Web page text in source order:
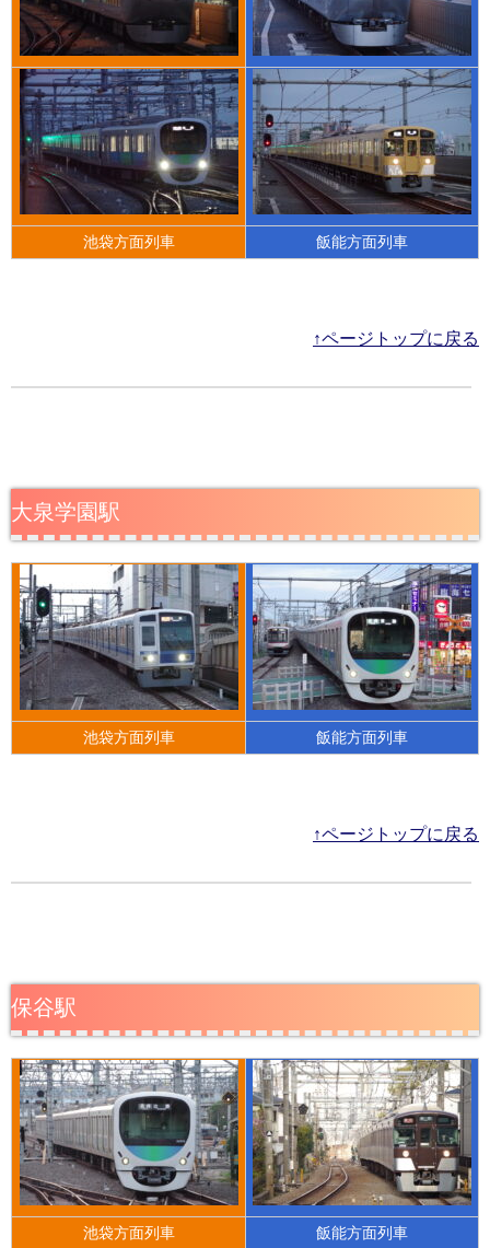
池袋方面列車 飯能方面列車
↑ページトップに戻る
大泉学園駅
池袋方面列車 飯能方面列車
↑ページトップに戻る
保谷駅
池袋方面列車 飯能方面列車